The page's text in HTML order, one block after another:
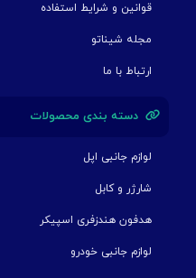
قوانین و شرایط استفاده
مجله شیناتو
ارتباط با ما
دسته بندی محصولات
لوازم جانبی اپل
شارژر و کابل
هدفون هندزفری اسپیکر
لوازم جانبی خودرو